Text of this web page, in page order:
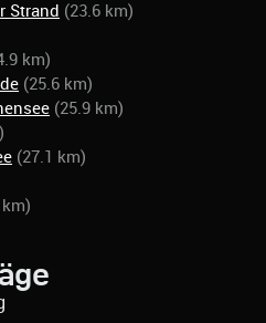
Strand (23.6 km)
km)
(25.6 km)
(25.9 km)
(27.1 km)